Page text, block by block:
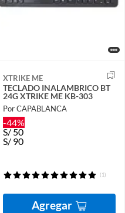
XTRIKE ME
TECLADO INALAMBRICO BT
24G XTRIKE ME KB-303
Por CAPABLANCA
-44%
S/ 50
S/ 90
(1)
Agregar